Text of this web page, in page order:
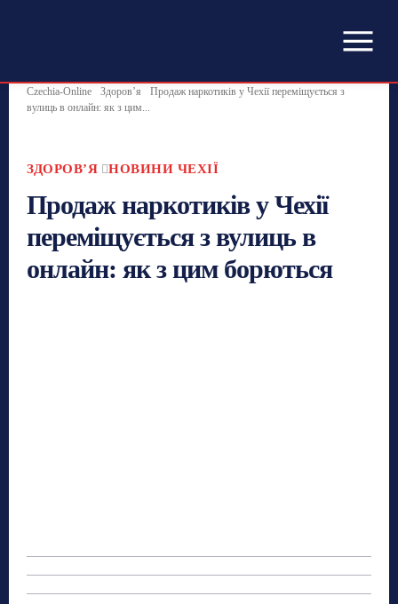
Czechia-Online Здоровʼя
Продаж наркотиків у Чехії переміщується з
вулиць в онлайн: як з цим...
ЗДОРОВʼЯ НОВИНИ ЧЕХІЇ
Продаж наркотиків у Чехії
переміщується з вулиць в
онлайн: як з цим борються